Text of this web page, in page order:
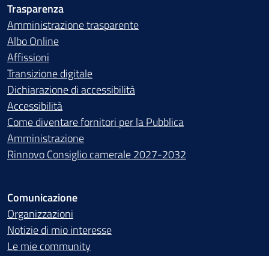
Trasparenza
Amministrazione trasparente
Albo Online
Affissioni
Transizione digitale
Dichiarazione di accessibilità
Accessibilità
Come diventare fornitori per la Pubblica
Amministrazione
Rinnovo Consiglio camerale 2027-2032
Comunicazione
Organizzazioni
Notizie di mio interesse
Le mie community